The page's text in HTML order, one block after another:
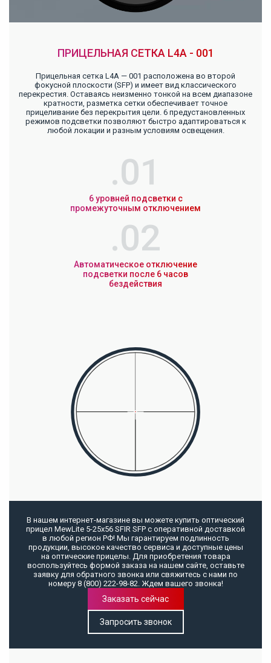
ПРИЦЕЛЬНАЯ СЕТКА L4A - 001
Прицельная сетка L4A — 001 расположена во второй
фокусной плоскости (SFP) и имеет вид классического
перекрестия. Оставаясь неизменно тонкой на всем диапазоне
кратности, разметка сетки обеспечивает точное
прицеливание без перекрытия цели. 6 предустановленных
режимов подсветки позволяют быстро адаптироваться к
любой локации и разным условиям освещения.
6 уровней подсветки с
промежуточным отключением
Автоматическое отключение
подсветки после 6 часов
бездействия
В нашем интернет-магазине вы можете купить оптический
прицел MewLite 5-25x56 SFIR SFP с оперативной доставкой
в любой регион РФ! Мы гарантируем подлинность
продукции, высокое качество сервиса и доступные цены
на оптические прицелы. Для приобретения товара
воспользуйтесь формой заказа на нашем сайте, оставьте
заявку для обратного звонка или свяжитесь с нами по
номеру 8 (800) 222-98-82. Ждем вашего звонка!
Заказать сейчас
Запросить звонок